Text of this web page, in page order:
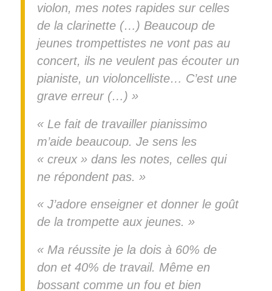
violon, mes notes rapides sur celles
de la clarinette (…) Beaucoup de
jeunes trompettistes ne vont pas au
concert, ils ne veulent pas écouter un
pianiste, un violoncelliste… C’est une
grave erreur (…) »
« Le fait de travailler pianissimo
m’aide beaucoup. Je sens les
« creux » dans les notes, celles qui
ne répondent pas. »
« J’adore enseigner et donner le goût
de la trompette aux jeunes. »
« Ma réussite je la dois à 60% de
don et 40% de travail. Même en
bossant comme un fou et bien